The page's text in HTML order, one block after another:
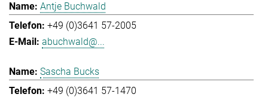
Antje Buchwald
+49 (0)3641 57-2005
abuchwald@...
Sascha Bucks
+49 (0)3641 57-1470